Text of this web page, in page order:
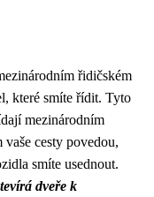
řidičském
které smíte řídit. Tyto
mezinárodním
vaše cesty povedou,
smíte usednout.
dveře k